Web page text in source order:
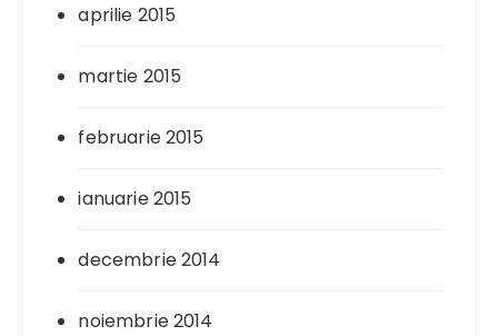
aprilie 2015
martie 2015
februarie 2015
ianuarie 2015
decembrie 2014
noiembrie 2014